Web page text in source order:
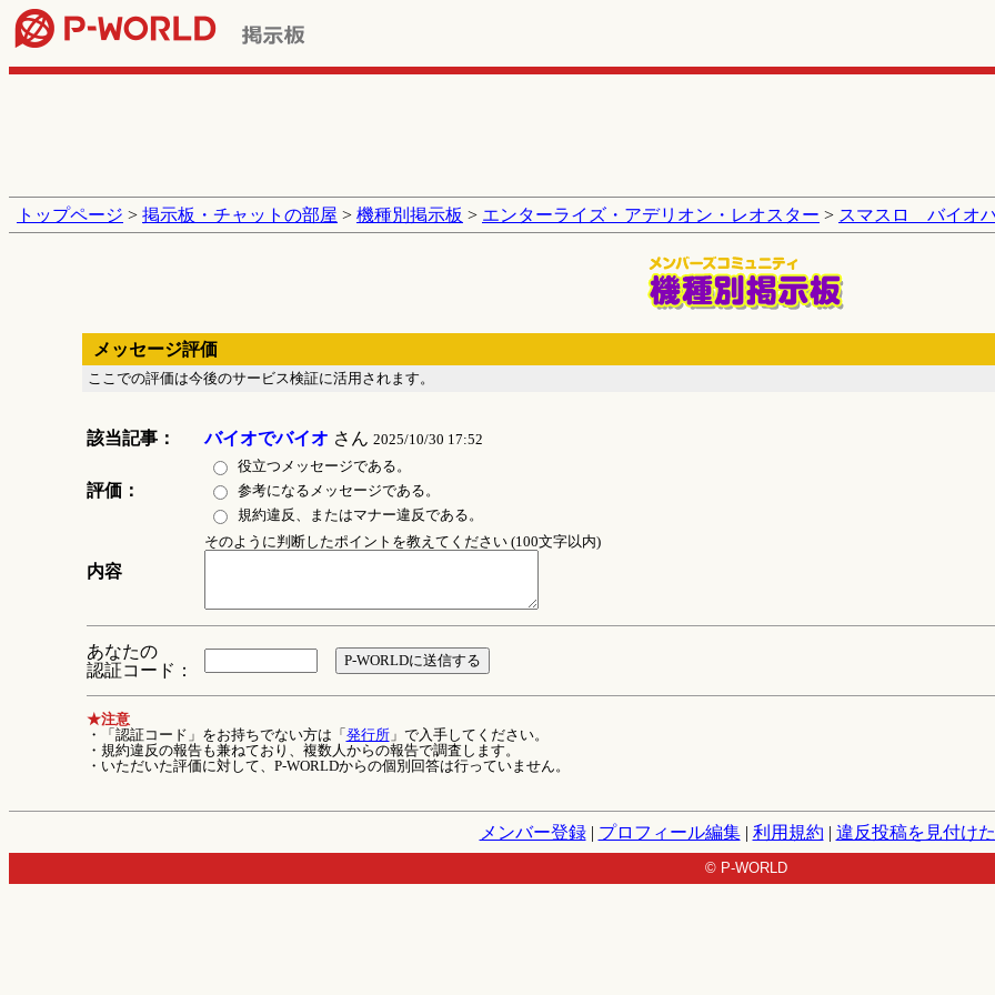
トップページ > 掲示板・チャットの部屋 > 機種別掲示板 > エンターライズ・アデリオン・レオスター > スマスロ バイオ
メッセージ評価
ここでの評価は今後のサービス検証に活用されます。
該当記事： バイオでバイオ さん 2025/10/30 17:52
評価：
役立つメッセージである。
参考になるメッセージである。
規約違反、またはマナー違反である。
内容
そのように判断したポイントを教えてください (100文字以内)
あなたの
認証コード：
★注意
・「認証コード」をお持ちでない方は「 発行所」で入手してください。
・規約違反の報告も兼ねており、複数人からの報告で調査します。
・いただいた評価に対して、P-WORLDからの個別回答は行っていません。
メンバー登録| プロフィール編集| 利用規約 | 違反投稿を見付け
© P-WORLD